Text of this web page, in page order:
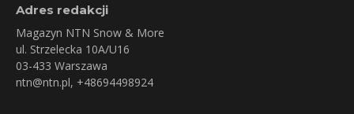
Adres redakcji
Magazyn NTN Snow & More
ul. Strzelecka 10A/U16
03-433 Warszawa
ntn@ntn.pl, +48694498924